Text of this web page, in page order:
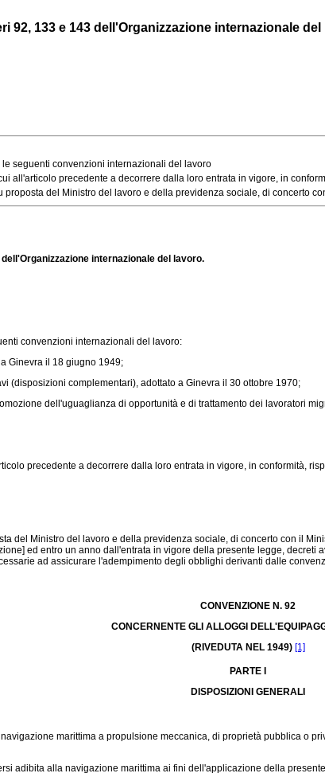
92, 133 e 143 dell'Organizzazione internazionale del
seguenti convenzioni internazionali del lavoro
precedente a decorrere dalla loro entrata in vigore, in
del Ministro del lavoro e della previdenza sociale, di concerto
internazionale del lavoro.
convenzioni internazionali del lavoro:
Ginevra il 18 giugno 1949;
complementari), adottato a Ginevra il 30 ottobre 1970;
dell'uguaglianza di opportunità e di trattamento dei lavoratori
precedente a decorrere dalla loro entrata in vigore, in conformità,
del Ministro del lavoro e della previdenza sociale, di concerto con il
ed entro un anno dall'entrata in vigore della presente legge,
ad assicurare l'adempimento degli obblighi derivanti dalle
CONVENZIONE N. 92
CONCERNENTE GLI ALLOGGI
(RIVEDUTA NEL 1949) [1]
PARTE I
DISPOSIZIONI GENERALI
marittima a propulsione meccanica, di proprietà pubblica o
adibita alla navigazione marittima ai fini dell'applicazione della